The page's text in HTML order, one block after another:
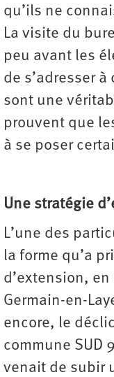
qu’ils ne
La visite du
peu avant les
de s’adresser à
sont une
prouvent que
à se poser
Une stratégie
L’une des
la forme qu’a
d’extension,
Germain-en-
encore, le
commune SUD
venait de subir